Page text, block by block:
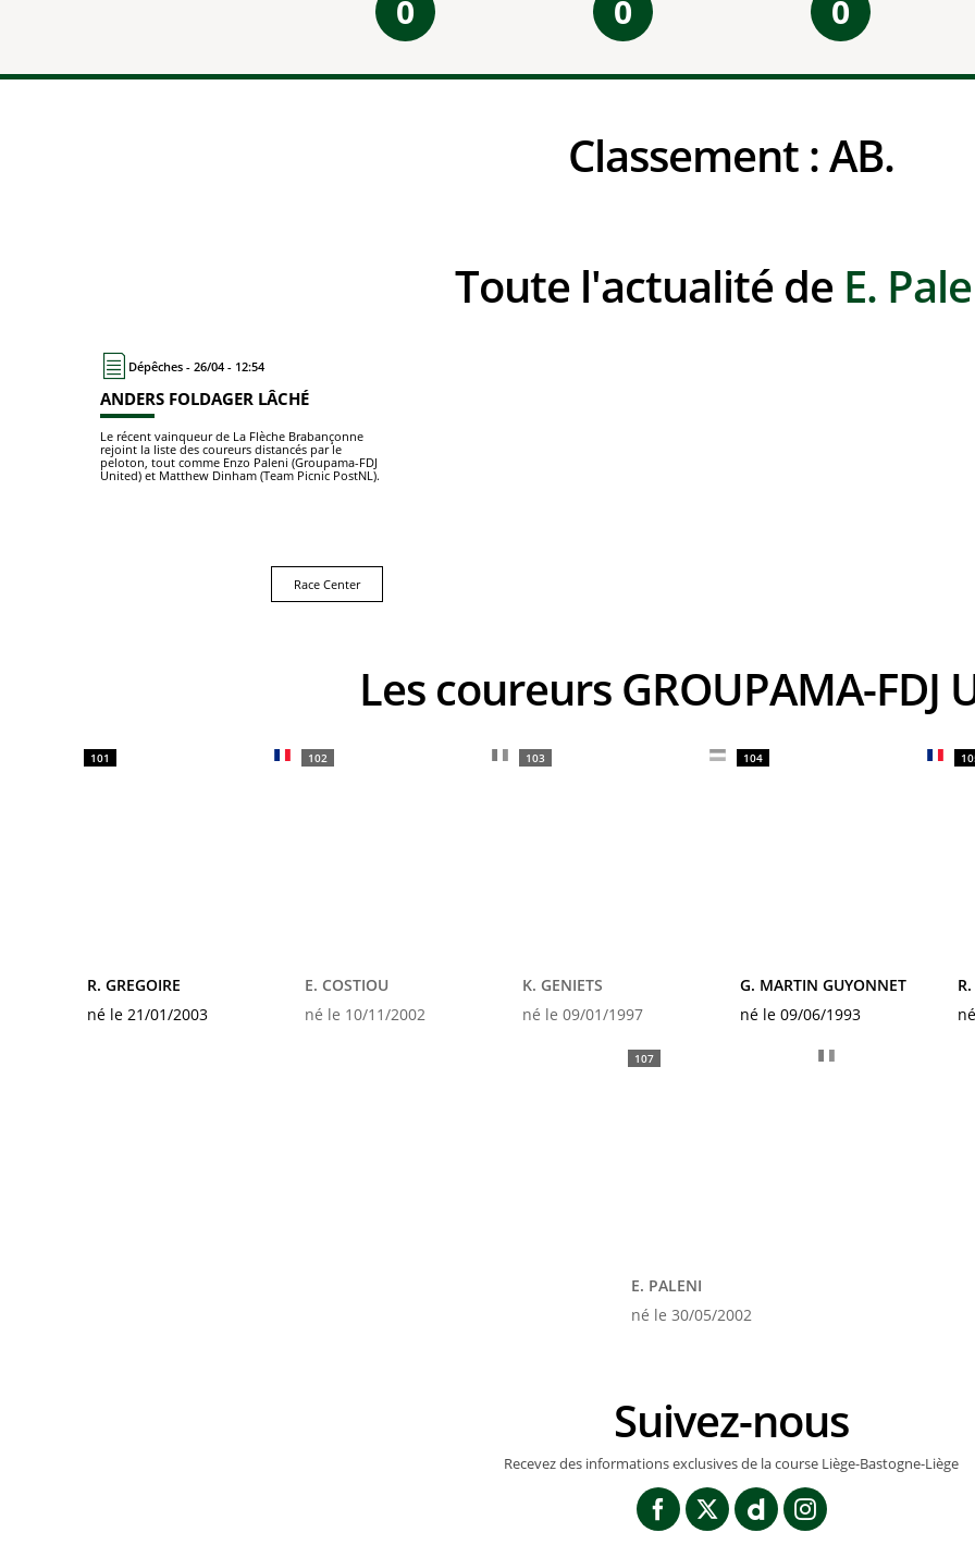
0 0 0
Classement :AB.
Toute l'actualité de E.
Dépêches - 26/04 - 12:54
ANDERS FOLDAGER LÂCHÉ
Le récent vainqueur de La Flèche Brabançonne
rejoint la liste des coureurs distancés par le
peloton, tout comme Enzo Paleni (Groupama-FDJ
United) et Matthew Dinham (Team Picnic PostNL).
Race Center
Les coureurs GROUPAMA-FDJ
101
R. GREGOIRE
né le 21/01/2003
102
E. COSTIOU
né le 10/11/2002
103
K. GENIETS
né le 09/01/1997
104
G. MARTIN GUYONNET
né le 09/06/1993
107
E. PALENI
né le 30/05/2002
Suivez-nous
Recevez des informations exclusives de la course Liège-Bastogne-Liège